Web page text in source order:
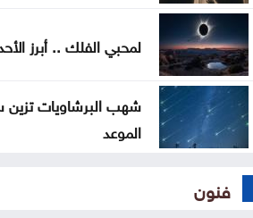
لمحبي الفلك .. أبرز
شهب البرشاويات تزين
الموعد
فنون